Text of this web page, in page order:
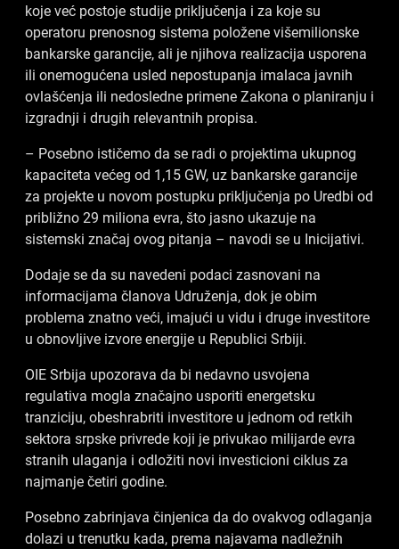
koje već postoje studije priključenja i za koje su
operatoru prenosnog sistema položene višemilionske
bankarske garancije, ali je njihova realizacija usporena
ili onemogućena usled nepostupanja imalaca javnih
ovlašćenja ili nedosledne primene Zakona o planiranju i
izgradnji i drugih relevantnih propisa.
– Posebno ističemo da se radi o projektima ukupnog
kapaciteta većeg od 1,15 GW, uz bankarske garancije
za projekte u novom postupku priključenja po Uredbi od
približno 29 miliona evra, što jasno ukazuje na
sistemski značaj ovog pitanja – navodi se u Inicijativi.
Dodaje se da su navedeni podaci zasnovani na
informacijama članova Udruženja, dok je obim
problema znatno veći, imajući u vidu i druge investitore
u obnovljive izvore energije u Republici Srbiji.
OIE Srbija upozorava da bi nedavno usvojena
regulativa mogla značajno usporiti energetsku
tranziciju, obeshrabriti investitore u jednom od retkih
sektora srpske privrede koji je privukao milijarde evra
stranih ulaganja i odložiti novi investicioni ciklus za
najmanje četiri godine.
Posebno zabrinjava činjenica da do ovakvog odlaganja
dolazi u trenutku kada, prema najavama nadležnih